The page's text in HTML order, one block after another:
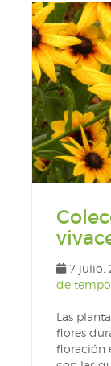
7 julio,
de
Las
flores
floración